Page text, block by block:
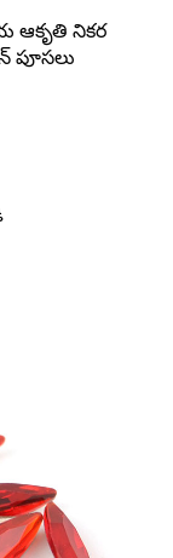
నికర
పూసలు